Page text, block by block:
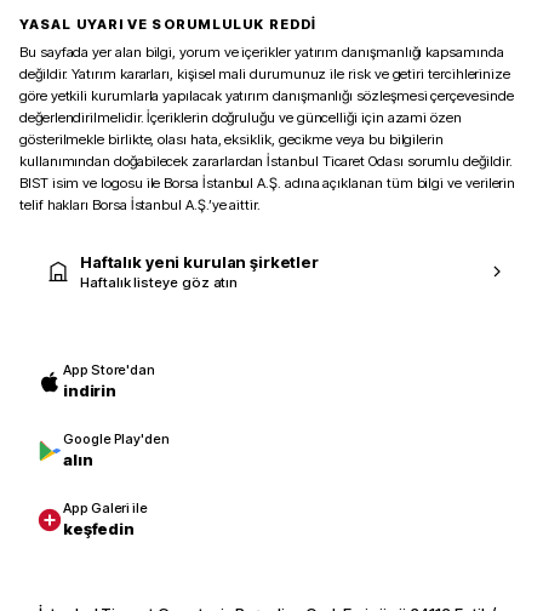
YASAL UYARI VE SORUMLULUK REDDİ
Bu sayfada yer alan bilgi, yorum ve içerikler yatırım danışmanlığı kapsamında
değildir. Yatırım kararları, kişisel mali durumunuz ile risk ve getiri tercihlerinize
göre yetkili kurumlarla yapılacak yatırım danışmanlığı sözleşmesi çerçevesinde
değerlendirilmelidir. İçeriklerin doğruluğu ve güncelliği için azami özen
gösterilmekle birlikte, olası hata, eksiklik, gecikme veya bu bilgilerin
kullanımından doğabilecek zararlardan İstanbul Ticaret Odası sorumlu değildir.
BIST isim ve logosu ile Borsa İstanbul A.Ş. adına açıklanan tüm bilgi ve verilerin
telif hakları Borsa İstanbul A.Ş.’ye aittir.
Haftalık yeni kurulan şirketler
Haftalık listeye göz atın
App Store'dan
indirin
Google Play'den
alın
App Galeri ile
keşfedin